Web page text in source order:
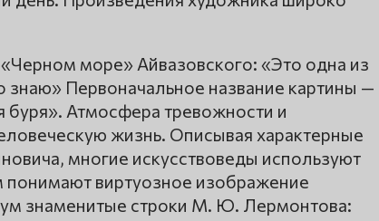
море» Айвазовского: «Это одна из
знаю» Первоначальное название картины —
буря». Атмосфера тревожности и
жизнь. Описывая характерные
многие искусствоведы используют
виртуозное изображение
знаменитые строки М. Ю. Лермонтова: